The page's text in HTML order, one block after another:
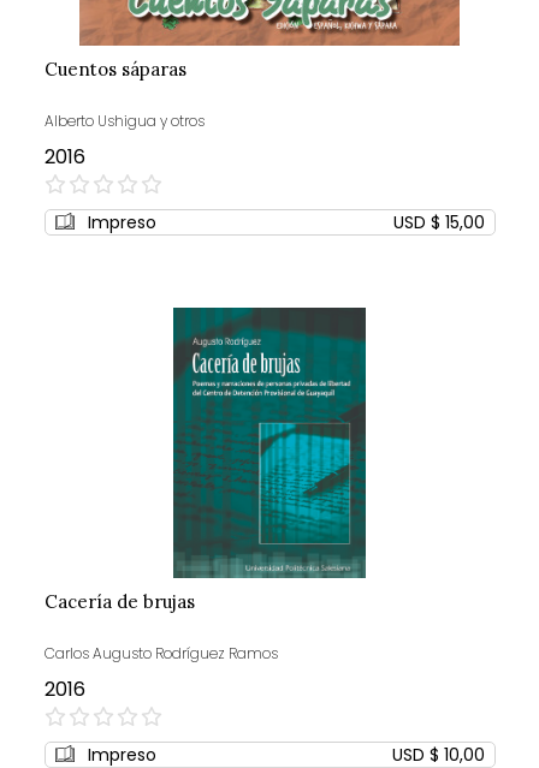
Cuentos sáparas
Alberto Ushigua y otros
2016
0%
Impreso USD $ 15,00
Cacería de brujas
Carlos Augusto Rodríguez Ramos
2016
0%
Impreso USD $ 10,00